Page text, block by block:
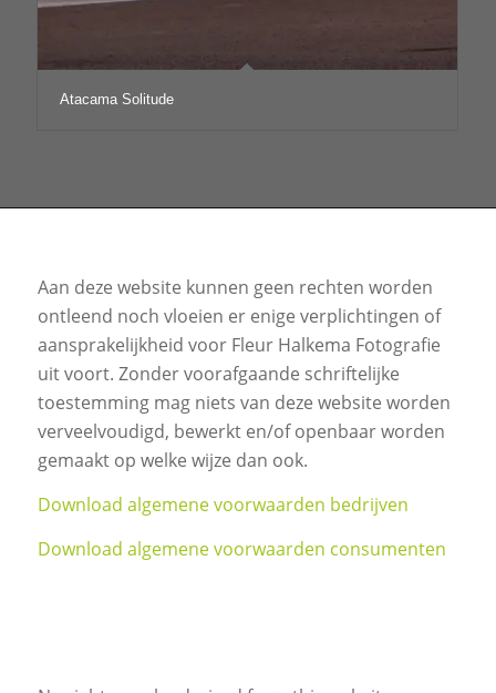
Atacama Solitude
Aan deze website kunnen geen rechten worden
ontleend noch vloeien er enige verplichtingen of
aansprakelijkheid voor Fleur Halkema Fotografie
uit voort. Zonder voorafgaande schriftelijke
toestemming mag niets van deze website worden
verveelvoudigd, bewerkt en/of openbaar worden
gemaakt op welke wijze dan ook.
Download algemene voorwaarden bedrijven
Download algemene voorwaarden consumenten